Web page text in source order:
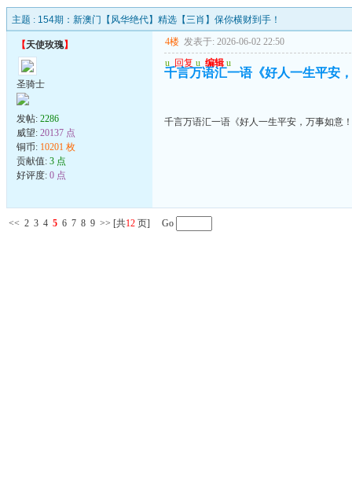
主题 : 154期：新澳门【风华绝代】精选【三肖】保你横财到手！
【天使玫瑰】
圣骑士
发帖: 2286
威望: 20137 点
铜币: 10201 枚
贡献值: 3 点
好评度: 0 点
4楼 发表于: 2026-06-02 22:50
u 回复 u 编辑 u
千言万语汇一语《好人一生平安
千言万语汇一语《好人一生平安，万事如意！
<< 2 3 4 5 6 7 8 9 >> [共12 页] Go